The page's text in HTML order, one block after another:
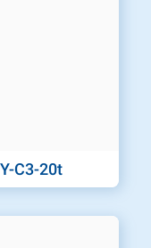
C3-20t